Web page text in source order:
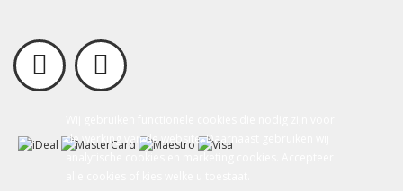
de werking van de website. Daarnaast gebruiken wij